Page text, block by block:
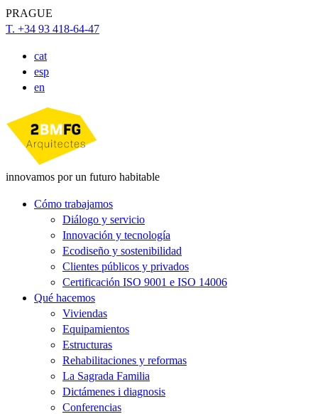
PRAGUE
T. +34 93 418-64-47
cat
esp
en
innovamos por un futuro habitable
Cómo trabajamos
Diálogo y servicio
Innovación y tecnología
Ecodiseño y sostenibilidad
Clientes públicos y privados
Certificación ISO 9001 e ISO 14006
Qué hacemos
Viviendas
Equipamientos
Estructuras
Rehabilitaciones y reformas
La Sagrada Familia
Dictámenes i diagnosis
Conferencias